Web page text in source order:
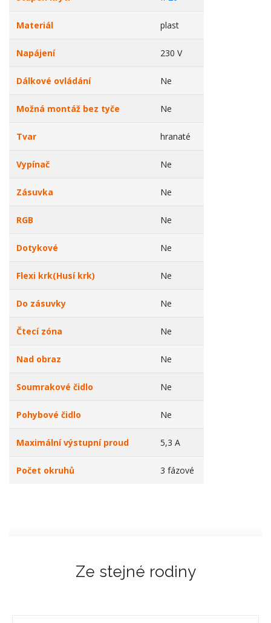
Materiál plast
Napájení 230 V
Dálkové ovládání Ne
Možná montáž bez tyče Ne
Tvar hranaté
Vypínač Ne
Zásuvka Ne
RGB Ne
Dotykové Ne
Flexi krk(Husí krk) Ne
Do zásuvky Ne
Čtecí zóna Ne
Nad obraz Ne
Soumrakové čidlo Ne
Pohybové čidlo Ne
Maximální výstupní proud 5,3 A
Počet okruhů 3 fázové
Ze stejné rodiny